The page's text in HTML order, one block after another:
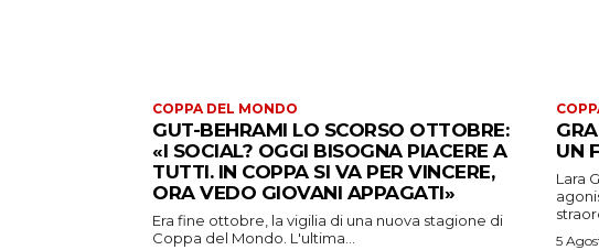
COPPA DEL MONDO
GUT-BEHRAMI LO SCORSO OTTOBRE:
«I SOCIAL? OGGI BISOGNA PIACERE A
TUTTI. IN COPPA SI VA PER VINCERE,
ORA VEDO GIOVANI APPAGATI»
Era fine ottobre, la vigilia di una nuova stagione di
Coppa del Mondo. L'ultima...
UN
Lara
5